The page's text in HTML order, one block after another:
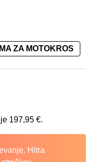
ZA MOTOKROS
€.
197,95 €.
Hitra